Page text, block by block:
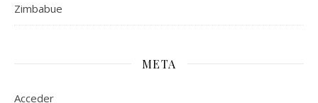
Zimbabue
META
Acceder